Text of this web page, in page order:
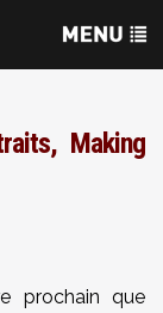
Making
prochain que